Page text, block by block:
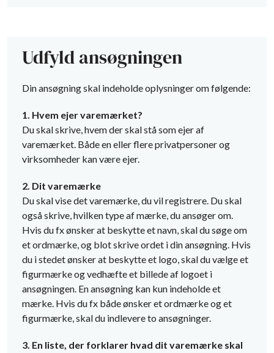
Udfyld ansøgningen
Din ansøgning skal indeholde oplysninger om følgende:
1. Hvem ejer varemærket?
Du skal skrive, hvem der skal stå som ejer af
varemærket. Både en eller flere privatpersoner og
virksomheder kan være ejer.
2. Dit varemærke
Du skal vise det varemærke, du vil registrere. Du skal
også skrive, hvilken type af mærke, du ansøger om.
Hvis du fx ønsker at beskytte et navn, skal du søge om
et ordmærke, og blot skrive ordet i din ansøgning. Hvis
du i stedet ønsker at beskytte et logo, skal du vælge et
figurmærke og vedhæfte et billede af logoet i
ansøgningen. En ansøgning kan kun indeholde et
mærke. Hvis du fx både ønsker et ordmærke og et
figurmærke, skal du indlevere to ansøgninger.
3. En liste, der forklarer hvad dit varemærke skal